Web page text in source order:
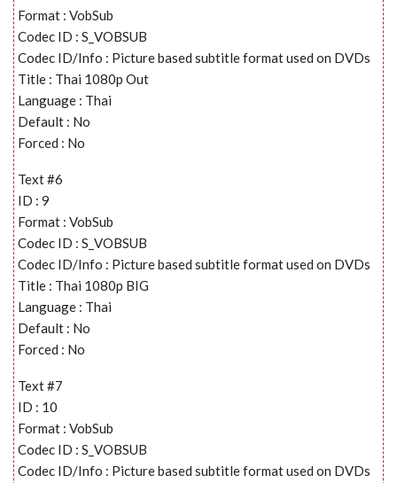
Format : VobSub
Codec ID : S_VOBSUB
Codec ID/Info : Picture based subtitle format used on DVDs
Title : Thai 1080p Out
Language : Thai
Default : No
Forced : No
Text #6
ID : 9
Format : VobSub
Codec ID : S_VOBSUB
Codec ID/Info : Picture based subtitle format used on DVDs
Title : Thai 1080p BIG
Language : Thai
Default : No
Forced : No
Text #7
ID : 10
Format : VobSub
Codec ID : S_VOBSUB
Codec ID/Info : Picture based subtitle format used on DVDs